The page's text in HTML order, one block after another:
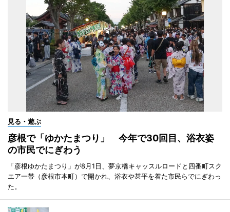
見る・遊ぶ
彦根で「ゆかたまつり」 今年で30回目、浴衣姿
の市民でにぎわう
「彦根ゆかたまつり」が8月1日、夢京橋キャッスルロードと四番町スク
エア一帯（彦根市本町）で開かれ、浴衣や甚平を着た市民らでにぎわっ
た。